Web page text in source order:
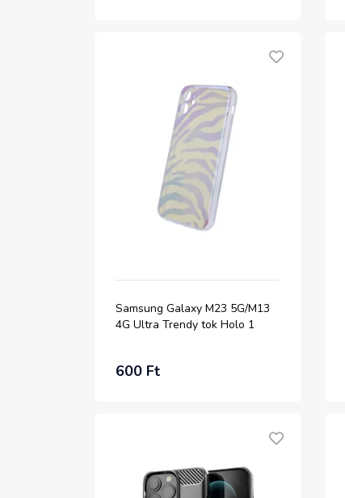
Samsung Galaxy M23 5G/M13
4G Ultra Trendy tok Holo 1
600 Ft